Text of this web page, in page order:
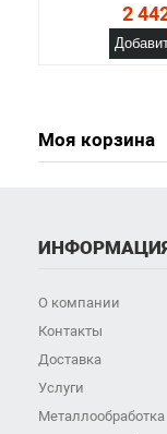
2
Моя корзина
О компании
Контакты
Доставка
Услуги
Металлообработка